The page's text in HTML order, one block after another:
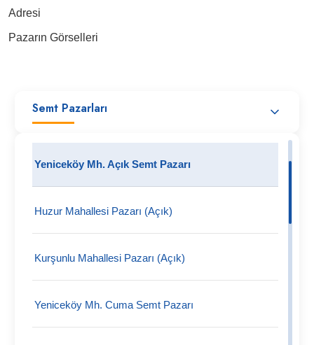
Semt Pazarları
Yeniceköy Mh. Açık Semt Pazarı
Huzur Mahallesi Pazarı (Açık)
Kurşunlu Mahallesi Pazarı (Açık)
Yeniceköy Mh. Cuma Semt Pazarı
Adresi
Pazarın Görselleri